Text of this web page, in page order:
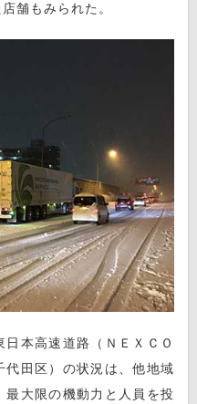
舗もみられた。
本高速道路（ＮＥＸＣＯ
田区）の状況は、他地域
大限の機動力と人員を投